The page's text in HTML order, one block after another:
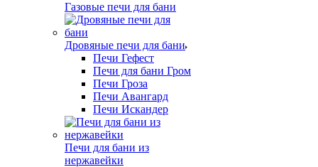
Газовые печи для бани
Дровяные печи для бани
Печи Гефест
Печи для бани Гром
Печи Гроза
Печи Авангард
Печи Искандер
Печи для бани из
нержавейки